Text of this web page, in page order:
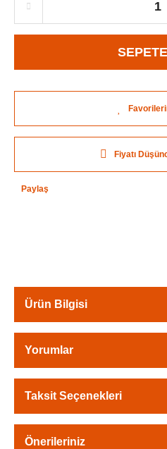
Fiyatı
Paylaş
Ürün Bilgisi
Yorumlar
Taksit Seçenekleri
Önerileriniz